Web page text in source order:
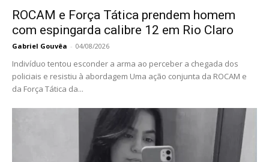
ROCAM e Força Tática prendem homem
com espingarda calibre 12 em Rio Claro
Gabriel Gouvêa - 04/08/2026
Indivíduo tentou esconder a arma ao perceber a chegada dos
policiais e resistiu à abordagem Uma ação conjunta da ROCAM e
da Força Tática da...